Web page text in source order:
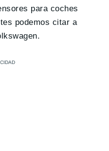
para coches
podemos citar a